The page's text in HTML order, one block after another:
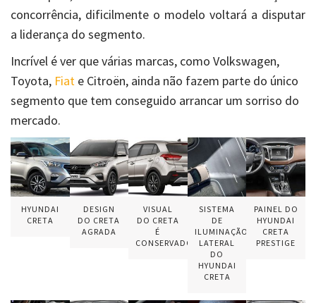
concorrência, dificilmente o modelo voltará a disputar
a liderança do segmento.
Incrível é ver que várias marcas, como Volkswagen,
Toyota, Fiat e Citroën, ainda não fazem parte do único
segmento que tem conseguido arrancar um sorriso do
mercado.
HYUNDAI
CRETA
DESIGN
DO CRETA
AGRADA
VISUAL
DO CRETA
É
CONSERVADOR
SISTEMA
DE
ILUMINAÇÃO
LATERAL
DO
HYUNDAI
CRETA
PAINEL DO
HYUNDAI
CRETA
PRESTIGE